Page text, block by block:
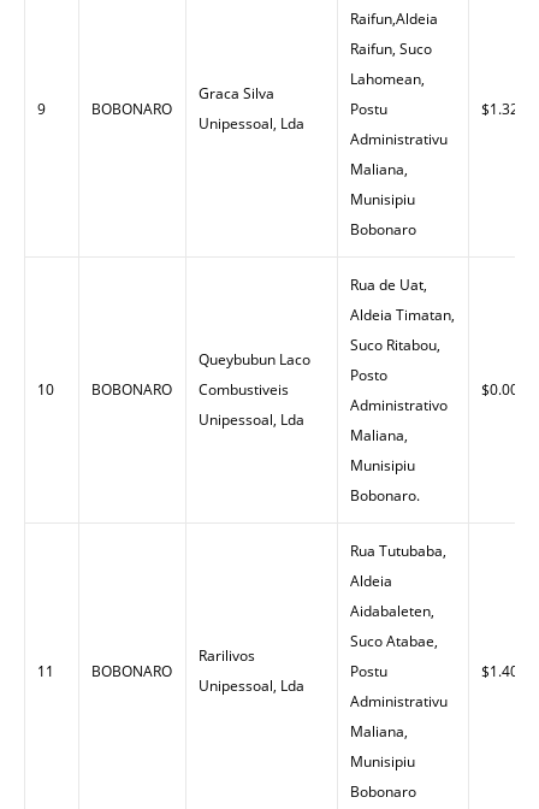
9 BOBONARO
Graca Silva
Unipessoal, Lda
Raifun,Aldeia
Raifun, Suco
Lahomean,
Postu
Administrativu
Maliana,
Munisipiu
Bobonaro
$1.32
10 BOBONARO
Queybubun Laco
Combustiveis
Unipessoal, Lda
Rua de Uat,
Aldeia Timatan,
Suco Ritabou,
Posto
Administrativo
Maliana,
Munisipiu
Bobonaro.
$0.00
11 BOBONARO
Rarilivos
Unipessoal, Lda
Rua Tutubaba,
Aldeia
Aidabaleten,
Suco Atabae,
Postu
Administrativu
Maliana,
Munisipiu
Bobonaro
$1.40